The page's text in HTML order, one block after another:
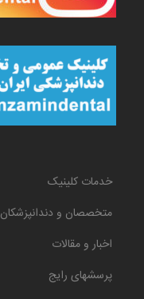
خدمات کلینیک
متخصصان و دندانپزشکان
اخبار و مقالات
پرسشهای رایج